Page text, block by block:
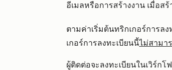
อีเมลหรือการสร้างงาน เมื่อสร้
ตามค่าเริ่มต้นทริกเกอร์การล
เกอร์การลงทะเบียนนี้ไม่สามา
ผู้ติดต่อจะลงทะเบียนในเวิร์ก